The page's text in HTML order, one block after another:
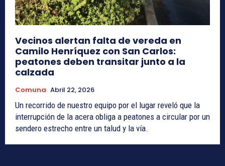
Vecinos alertan falta de vereda en
Camilo Henríquez con San Carlos:
peatones deben transitar junto a la
calzada
Comuna Abril 22, 2026
Un recorrido de nuestro equipo por el lugar reveló que la
interrupción de la acera obliga a peatones a circular por un
sendero estrecho entre un talud y la vía.